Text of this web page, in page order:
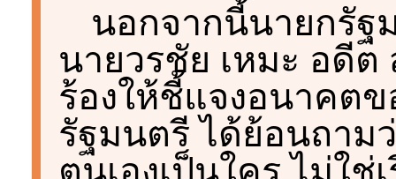
นอกจากนี้นายกรัฐ
นายวรชัย เหมะ อดีต
ร้องให้ชี้แจงอนาคตข
รัฐมนตรี ได้ย้อนถาม
ตนเองเป็นใคร ไม่ใช่